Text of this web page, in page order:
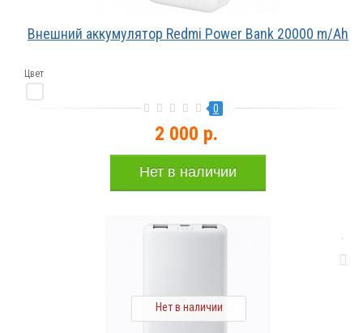
Внешний аккумулятор Redmi Power Bank 20000 m/Ah
Цвет
0
2 000 р.
Нет в наличии
Нет в наличии